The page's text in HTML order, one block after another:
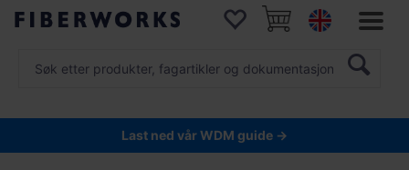
Last ned vår WDM guide →